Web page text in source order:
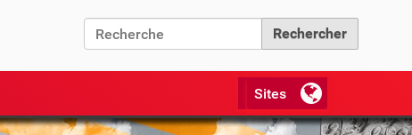
Chercher par